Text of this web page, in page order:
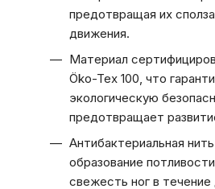
предотвращая их
движения.
Материал
Öko-Tex 100, что
экологическую
предотвращает
Антибактериальная
образование
свежесть ног в течение